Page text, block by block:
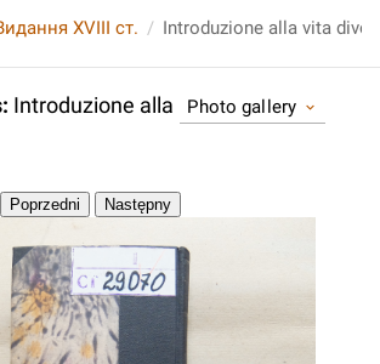
XVIII ст. Introduzione alla vita
: Introduzione alla
Photo gallery